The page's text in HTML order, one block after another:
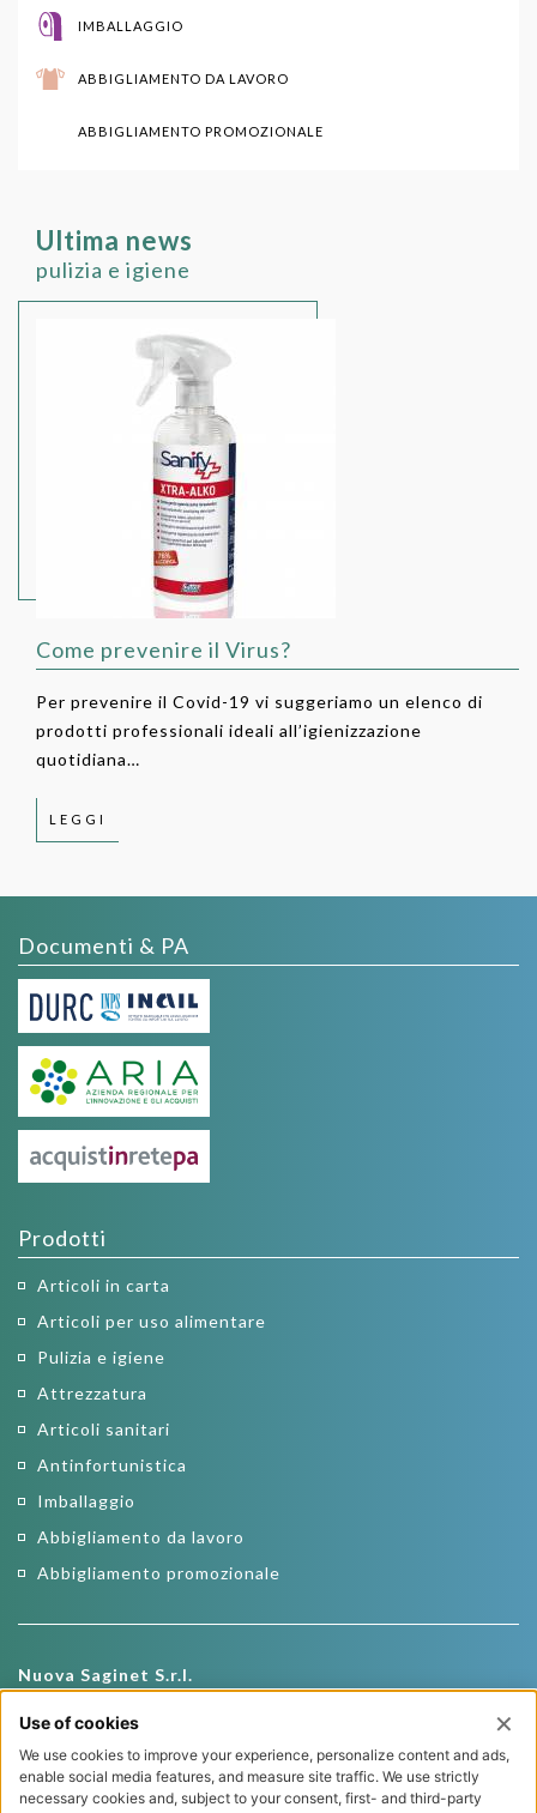
IMBALLAGGIO
ABBIGLIAMENTO DA LAVORO
ABBIGLIAMENTO PROMOZIONALE
Ultima news
pulizia e igiene
Come prevenire il Virus?
Per prevenire il Covid-19 vi suggeriamo un elenco di
prodotti professionali ideali all’igienizzazione
quotidiana…
LEGGI
Documenti & PA
Prodotti
Articoli in carta
Articoli per uso alimentare
Pulizia e igiene
Attrezzatura
Articoli sanitari
Antinfortunistica
Imballaggio
Abbigliamento da lavoro
Abbigliamento promozionale
Nuova Saginet S.r.l.
Via Roma, 19
Tel.+39 031 781569
Fax +39 031 511989